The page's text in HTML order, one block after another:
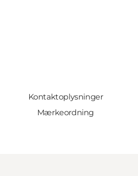
Kontaktoplysninger
Mærkeordning